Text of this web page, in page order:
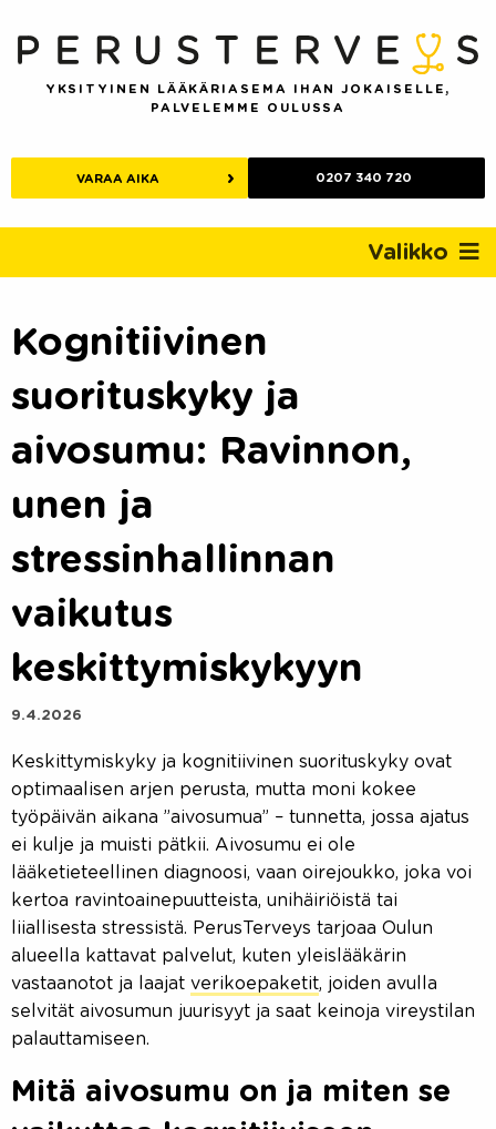
content
YKSITYINEN LÄÄKÄRIASEMA IHAN JOKAISELLE,
PALVELEMME OULUSSA
VARAA AIKA 0207 340 720
Valikko
Kognitiivinen
suorituskyky ja
aivosumu: Ravinnon,
unen ja
stressinhallinnan
vaikutus
keskittymiskykyyn
9.4.2026
Keskittymiskyky ja kognitiivinen suorituskyky ovat
optimaalisen arjen perusta, mutta moni kokee
työpäivän aikana ”aivosumua” – tunnetta, jossa ajatus
ei kulje ja muisti pätkii. Aivosumu ei ole
lääketieteellinen diagnoosi, vaan oirejoukko, joka voi
kertoa ravintoainepuutteista, unihäiriöistä tai
liiallisesta stressistä. PerusTerveys tarjoaa Oulun
alueella kattavat palvelut, kuten yleislääkärin
vastaanotot ja laajat verikoepaketit, joiden avulla
selvität aivosumun juurisyyt ja saat keinoja vireystilan
palauttamiseen.
Mitä aivosumu on ja miten se